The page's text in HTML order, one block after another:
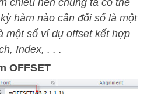
chiếu nên chúng ta có thể
hàm nào cần đối số là một
một số ví dụ offset kết hợp
Index, . . .
OFFSET